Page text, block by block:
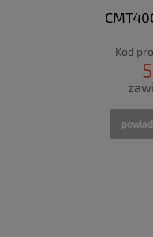
Kod